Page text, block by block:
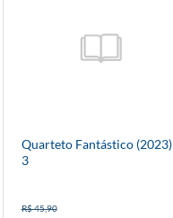
Quarteto Fantástico (2023)
3
R$ 45,90